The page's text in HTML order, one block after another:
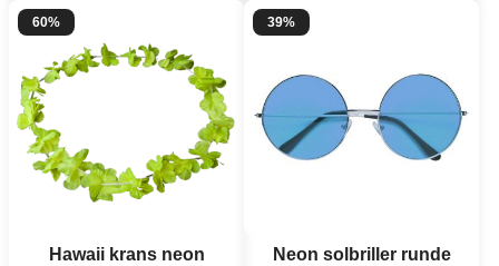
60%
Hawaii krans neon
39%
Neon solbriller runde